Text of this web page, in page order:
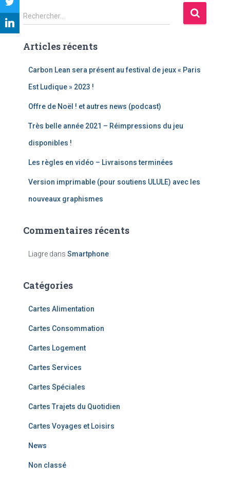
R
e
h
Rechercher…
Articles récents
Carbon Lean sera présent au festival de jeux « Paris
Est Ludique » 2023 !
Offre de Noël ! et autres news (podcast)
Très belle année 2021 – Réimpressions du jeu
disponibles !
Les règles en vidéo – Livraisons terminées
Version imprimable (pour soutiens ULULE) avec les
nouveaux graphismes
Commentaires récents
Liagre dans Smartphone
Catégories
Cartes Alimentation
Cartes Consommation
Cartes Logement
Cartes Services
Cartes Spéciales
Cartes Trajets du Quotidien
Cartes Voyages et Loisirs
News
Non classé